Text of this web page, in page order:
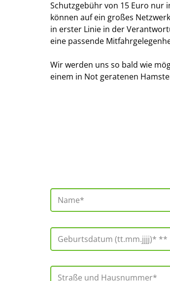
Schutzgebühr von 15 Euro nur
können auf ein großes
in erster Linie in der
eine passende
Wir werden uns so bald wie
einem in Not geratenen